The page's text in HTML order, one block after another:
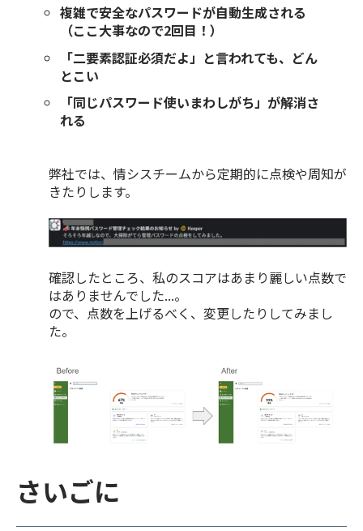
複雑で安全なパスワードが自動生成される
（ここ大事なので2回目！）
「二要素認証必須だよ」と言われても、どん
とこい
「同じパスワード使いまわしがち」が解消さ
れる
弊社では、情シスチームから定期的に点検や周知が
きたりします。
確認したところ、私のスコアはあまり麗しい点数で
はありませんでした...。
ので、点数を上げるべく、変更したりしてみまし
た。
さいごに